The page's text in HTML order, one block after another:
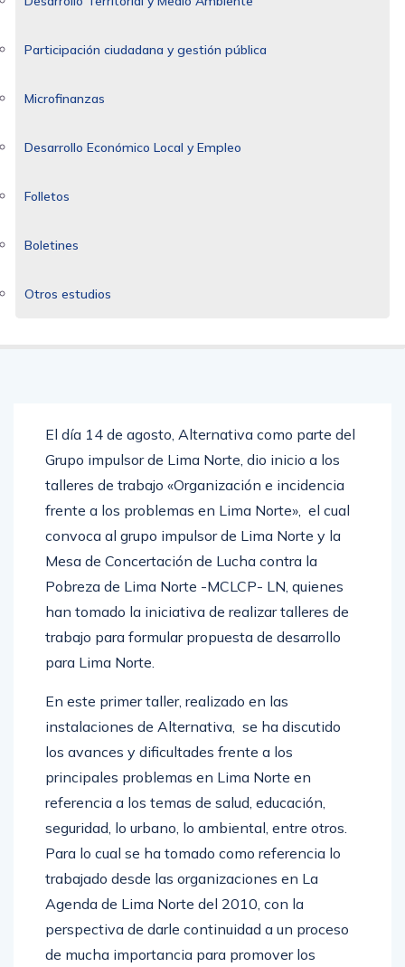
Participación ciudadana y gestión pública
Microfinanzas
Desarrollo Económico Local y Empleo
Folletos
Boletines
Otros estudios
El día 14 de agosto, Alternativa como parte del
Grupo impulsor de Lima Norte, dio inicio a los
talleres de trabajo «Organización e incidencia
frente a los problemas en Lima Norte», el cual
convoca al grupo impulsor de Lima Norte y la
Mesa de Concertación de Lucha contra la
Pobreza de Lima Norte -MCLCP- LN, quienes
han tomado la iniciativa de realizar talleres de
trabajo para formular propuesta de desarrollo
para Lima Norte.
En este primer taller, realizado en las
instalaciones de Alternativa, se ha discutido
los avances y dificultades frente a los
principales problemas en Lima Norte en
referencia a los temas de salud, educación,
seguridad, lo urbano, lo ambiental, entre otros.
Para lo cual se ha tomado como referencia lo
trabajado desde las organizaciones en La
Agenda de Lima Norte del 2010, con la
perspectiva de darle continuidad a un proceso
de mucha importancia para promover los